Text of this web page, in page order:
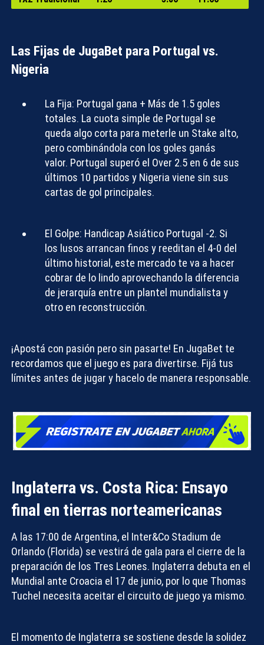
Las Fijas de JugaBet para Portugal vs.
Nigeria
La Fija: Portugal gana + Más de 1.5 goles
totales. La cuota simple de Portugal se
queda algo corta para meterle un Stake alto,
pero combinándola con los goles ganás
valor. Portugal superó el Over 2.5 en 6 de sus
últimos 10 partidos y Nigeria viene sin sus
cartas de gol principales.
El Golpe: Handicap Asiático Portugal -2. Si
los lusos arrancan finos y reeditan el 4-0 del
último historial, este mercado te va a hacer
cobrar de lo lindo aprovechando la diferencia
de jerarquía entre un plantel mundialista y
otro en reconstrucción.
¡Apostá con pasión pero sin pasarte! En JugaBet te
recordamos que el juego es para divertirse. Fijá tus
límites antes de jugar y hacelo de manera responsable.
Inglaterra vs. Costa Rica: Ensayo
final en tierras norteamericanas
A las 17:00 de Argentina, el Inter&Co Stadium de
Orlando (Florida) se vestirá de gala para el cierre de la
preparación de los Tres Leones. Inglaterra debuta en el
Mundial ante Croacia el 17 de junio, por lo que Thomas
Tuchel necesita aceitar el circuito de juego ya mismo.
El momento de Inglaterra se sostiene desde la solidez
Compartir con: